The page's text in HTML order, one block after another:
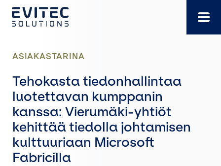
ASIAKASTARINA
Tehokasta tiedonhallintaa
luotettavan kumppanin
kanssa: Vierumäki-yhtiöt
kehittää tiedolla johtamisen
kulttuuriaan Microsoft
Fabricilla